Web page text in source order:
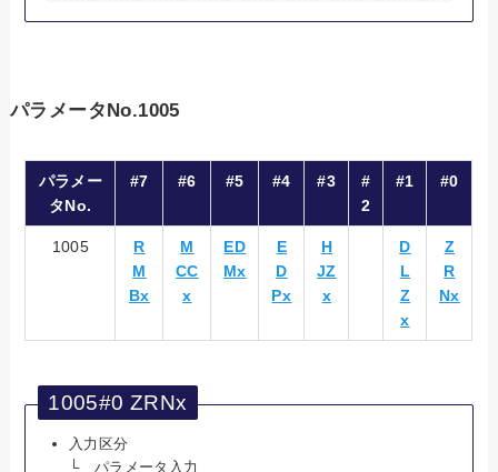
パラメータNo.1005
パラメー
タNo.
#7 #6 #5 #4 #3
#
2
#1 #0
1005
R
M
Bx
M
CC
x
ED
Mx
E
D
Px
H
JZ
x
D
L
Z
x
Z
R
Nx
1005#0 ZRNx
入力区分
└ パラメータ入力